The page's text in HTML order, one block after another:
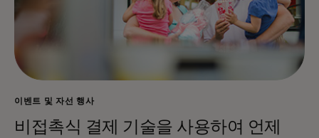
이벤트 및 자선 행사
비접촉식 결제 기술을 사용하여 언제